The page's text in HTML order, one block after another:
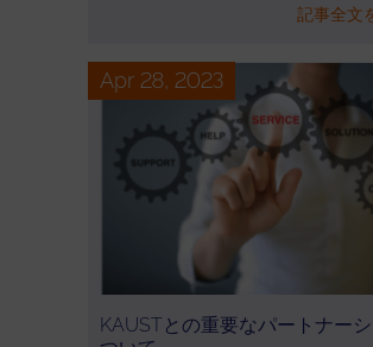
記事全文
Apr 28, 2023
KAUSTとの重要なパートナー